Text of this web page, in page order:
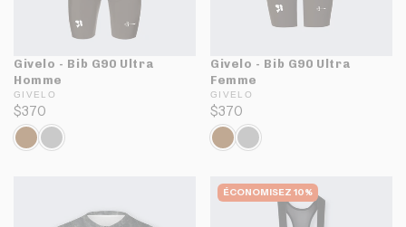
Givelo - Bib G90 Ultra
Homme
GIVELO
$370
Givelo - Bib G90 Ultra
Femme
GIVELO
$370
ÉCONOMISEZ 10%